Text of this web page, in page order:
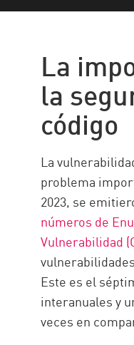
Cómo
PRÁCTICAS
Recursos
La
la
código
La
problema
2023, se
números de
Vulnerabilidad
Este es el
interanuales y
veces en